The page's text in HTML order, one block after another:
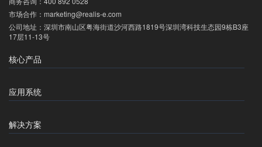
市场合作： marketing@realis-e.com
公司地址： 深圳市南山区粤海街道沙河西路1819号深圳湾科技生态园9栋B3座
17层11-13号
核心产品
应用系统
解决方案